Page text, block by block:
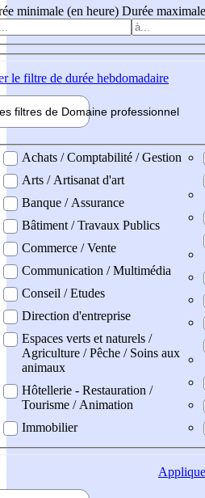
minimale (en heure) Durée
le filtre de durée hebdomadaire
filtres de Domaine professionnel
professionel
Achats / Comptabilité / Gestion
Arts / Artisanat d'art
Banque / Assurance
Bâtiment / Travaux Publics
Commerce / Vente
Communication / Multimédia
Conseil / Etudes
Direction d'entreprise
Espaces verts et naturels /
Agriculture / Pêche / Soins aux
animaux
Hôtellerie - Restauration /
Tourisme / Animation
Immobilier